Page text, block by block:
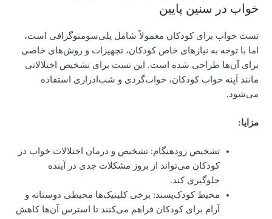
خواب در سنین پایین
تست خواب برای کودکان معمولاً شامل پلی‌سومنوگرافی است،
اما با توجه به نیازهای خاص کودکان، تجهیزات و روش‌های خاصی
برای آن‌ها طراحی شده است. این تست برای تشخیص اختلالاتی
مانند آپنه خواب کودکان، خواب‌گردی و شب‌ادراری استفاده
می‌شود.
مزایا:
تشخیص زودهنگام: تشخیص و درمان اختلالات خواب در
کودکان می‌تواند از بروز مشکلات جدی در آینده
جلوگیری کند.
محیط کودک‌پسند: برخی کلینیک‌ها محیطی دوستانه و
آرام برای کودکان فراهم می‌کنند تا استرس آن‌ها کاهش